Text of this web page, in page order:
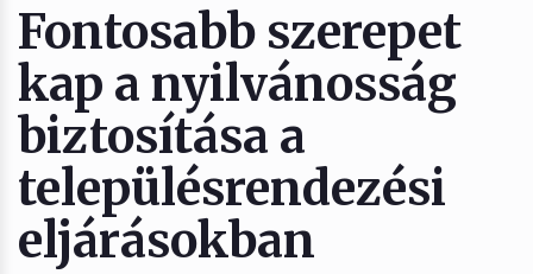
Fontosabb szerepet
kap a nyilvánosság
biztosítása a
településrendezési
eljárásokban